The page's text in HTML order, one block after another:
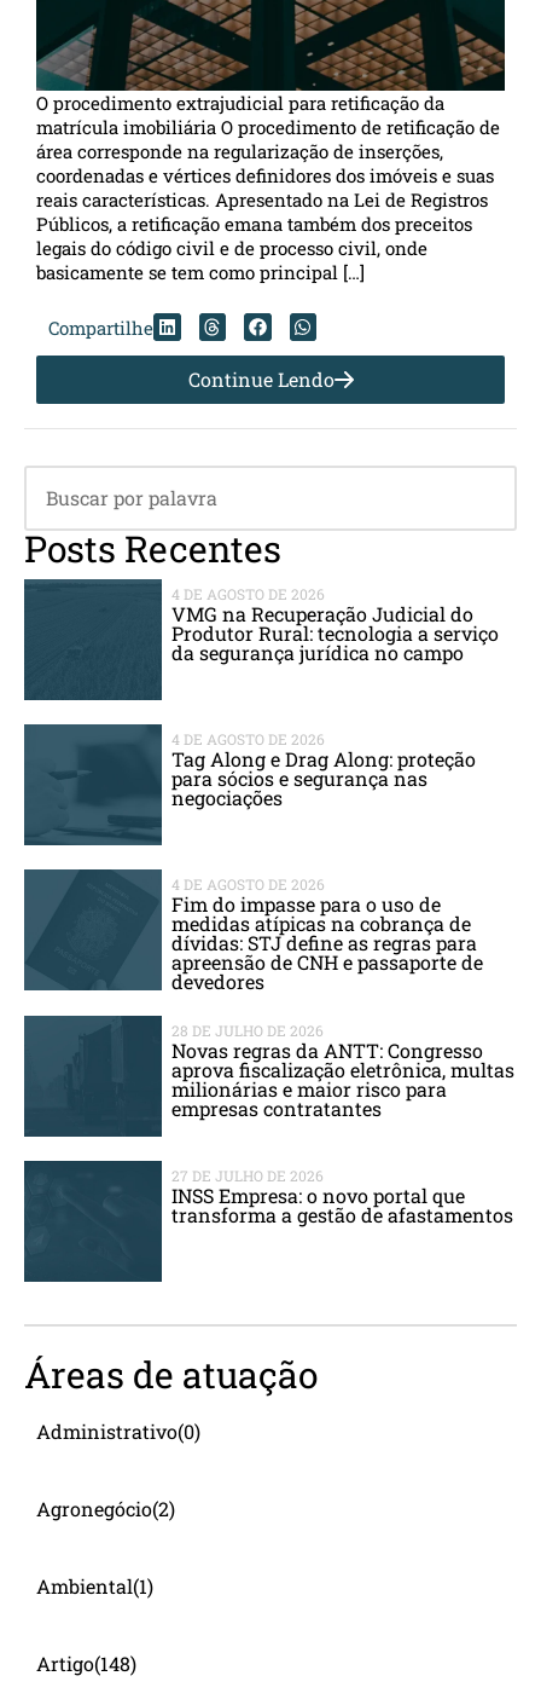
O procedimento extrajudicial para retificação da
matrícula imobiliária O procedimento de retificação de
área corresponde na regularização de inserções,
coordenadas e vértices definidores dos imóveis e suas
reais características. Apresentado na Lei de Registros
Públicos, a retificação emana também dos preceitos
legais do código civil e de processo civil, onde
basicamente se tem como principal […]
Compartilhe
Continue Lendo
Posts Recentes
4 DE AGOSTO DE 2026
VMG na Recuperação Judicial do
Produtor Rural: tecnologia a serviço
da segurança jurídica no campo
4 DE AGOSTO DE 2026
Tag Along e Drag Along: proteção
para sócios e segurança nas
negociações
4 DE AGOSTO DE 2026
Fim do impasse para o uso de
medidas atípicas na cobrança de
dívidas: STJ define as regras para
apreensão de CNH e passaporte de
devedores
28 DE JULHO DE 2026
Novas regras da ANTT: Congresso
aprova fiscalização eletrônica, multas
milionárias e maior risco para
empresas contratantes
27 DE JULHO DE 2026
INSS Empresa: o novo portal que
transforma a gestão de afastamentos
Áreas de atuação
Administrativo(0)
Agronegócio(2)
Ambiental(1)
Artigo(148)